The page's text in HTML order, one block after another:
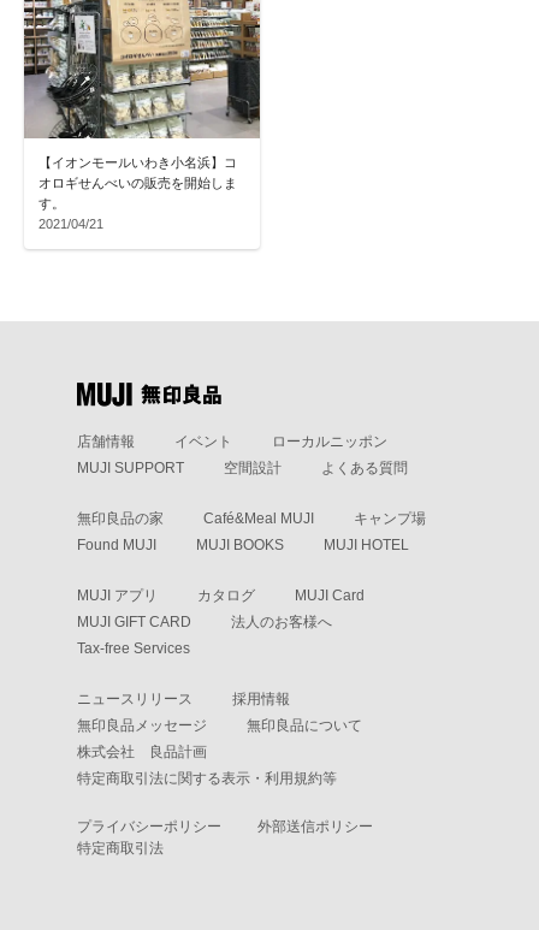
【イオンモールいわき小名浜】コ
オロギせんべいの販売を開始しま
す。
2021/04/21
店舗情報 イベント
ローカルニッポン
MUJI SUPPORT
空間設計 よくある質問
無印良品の家 Café&Meal MUJI
キャンプ場
Found MUJI
MUJI BOOKS MUJI HOTEL
MUJI アプリ カタログ
MUJI Card
MUJI GIFT CARD
法人のお客様へ
Tax-free Services
ニュースリリース
採用情報
無印良品メッセージ
無印良品について
株式会社 良品計画
特定商取引法に関する表示・利用規約等
プライバシーポリシー
外部送信ポリシー
特定商取引法